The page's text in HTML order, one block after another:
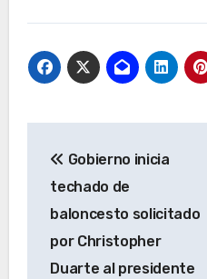
de
entradas
Gobierno inicia
techado de
baloncesto solicitado
por Christopher
Duarte al presidente